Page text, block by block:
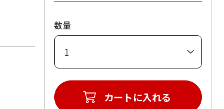
数量
カートに入れる